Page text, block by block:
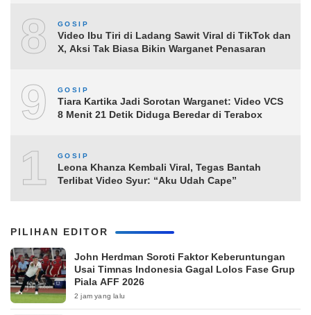
8 GOSIP
Video Ibu Tiri di Ladang Sawit Viral di TikTok dan
X, Aksi Tak Biasa Bikin Warganet Penasaran
9 GOSIP
Tiara Kartika Jadi Sorotan Warganet: Video VCS
8 Menit 21 Detik Diduga Beredar di Terabox
10
GOSIP
Leona Khanza Kembali Viral, Tegas Bantah
Terlibat Video Syur: “Aku Udah Cape”
PILIHAN EDITOR
John Herdman Soroti Faktor Keberuntungan
Usai Timnas Indonesia Gagal Lolos Fase Grup
Piala AFF 2026
2 jam yang lalu